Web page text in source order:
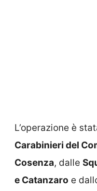
L’operazione è
Carabinieri del
Cosenza, dalle
e Catanzaro e